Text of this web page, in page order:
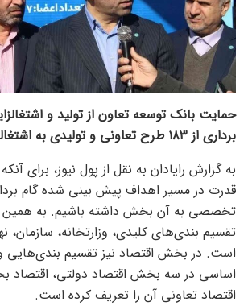
حمایت بانک توسعه تعاون از تولید و
برداری از ۱۸۳ طرح تعاونی و تولیدی به اشتغالزایی ۴۵۲۵ نفر شد.
به گزارش رایادان به نقل از پول نیوز، برای
قدرت در مسیر اهداف پیش بینی شده گام
تخصصی به آن بخش داشته باشیم. به همین
تقسیم بندی‌های کلیدی، وزارتخانه،
است. در بخش اقتصاد نیز تقسیم بندی‌هایی
اساسی در سه بخش اقتصاد دولتی،
اقتصاد تعاونی آن را تعریف کرده است.